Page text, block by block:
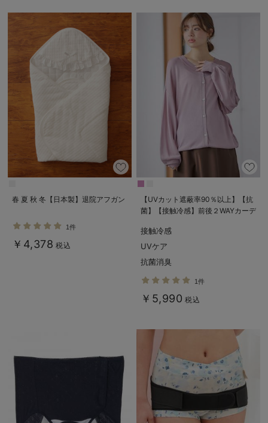
春 夏 秋 冬【日本製】退院アフガン
1件
￥4,378 税込
【UVカット遮蔽率90％以上】【抗
菌】【接触冷感】前後２WAYカーデ
後も長く使える】
接触冷感
UVケア
抗菌消臭
1件
￥5,990 税込